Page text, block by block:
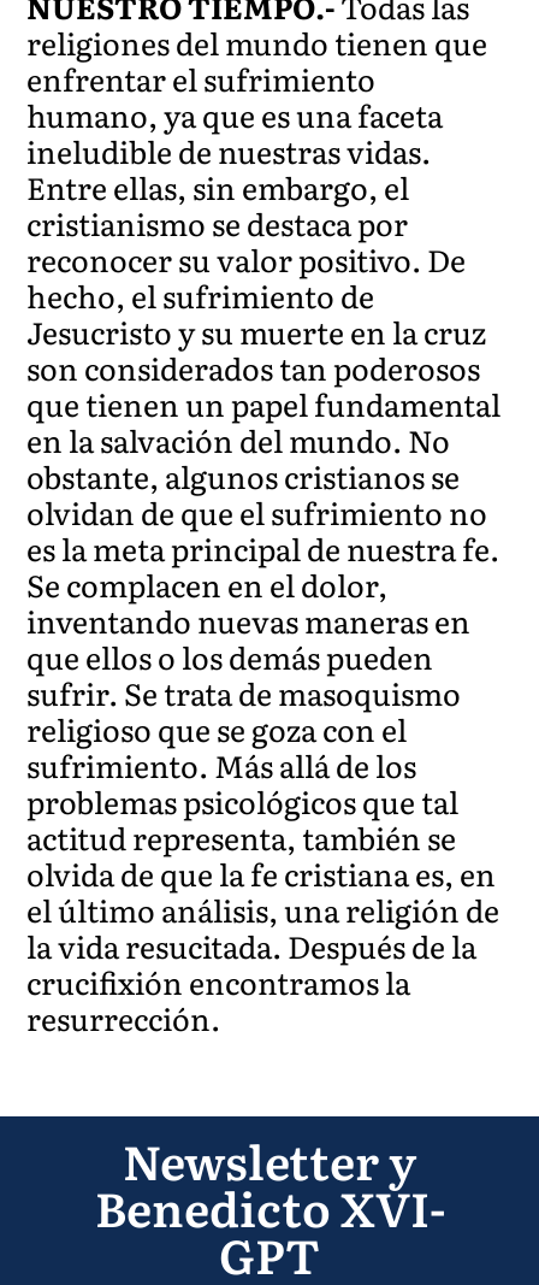
religiones del mundo tienen que
enfrentar el sufrimiento
humano, ya que es una faceta
ineludible de nuestras vidas.
Entre ellas, sin embargo, el
cristianismo se destaca por
reconocer su valor positivo. De
hecho, el sufrimiento de
Jesucristo y su muerte en la cruz
son considerados tan poderosos
que tienen un papel fundamental
en la salvación del mundo. No
obstante, algunos cristianos se
olvidan de que el sufrimiento no
es la meta principal de nuestra fe.
Se complacen en el dolor,
inventando nuevas maneras en
que ellos o los demás pueden
sufrir. Se trata de masoquismo
religioso que se goza con el
sufrimiento. Más allá de los
problemas psicológicos que tal
actitud representa, también se
olvida de que la fe cristiana es, en
el último análisis, una religión de
la vida resucitada. Después de la
crucifixión encontramos la
resurrección.
Newsletter y
Benedicto XVI-
GPT